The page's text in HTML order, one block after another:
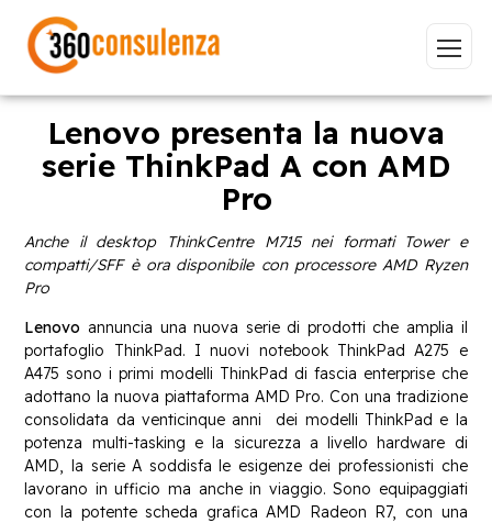
Vai
GDPR NIS2 Bandi ISO 27001
Sviluppo software BeeProd
Inizia a digitare per visualizzare le pagine consigliate.
Lenovo presenta la nuova
serie ThinkPad A con AMD
Pro
Anche il desktop ThinkCentre M715 nei formati Tower e
compatti/SFF è ora disponibile con processore AMD Ryzen
Pro
Lenovo annuncia una nuova serie di prodotti che amplia il
portafoglio ThinkPad. I nuovi notebook ThinkPad A275 e
A475 sono i primi modelli ThinkPad di fascia enterprise che
adottano la nuova piattaforma AMD Pro. Con una tradizione
consolidata da venticinque anni dei modelli ThinkPad e la
potenza multi-tasking e la sicurezza a livello hardware di
AMD, la serie A soddisfa le esigenze dei professionisti che
lavorano in ufficio ma anche in viaggio. Sono equipaggiati
con la potente scheda grafica AMD Radeon R7, con una